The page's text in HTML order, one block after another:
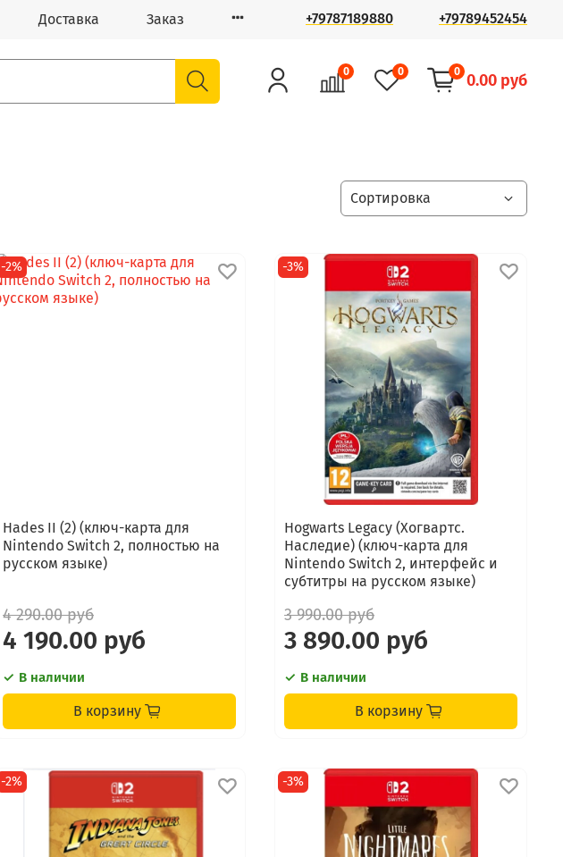
Доставка Заказ +79787189880 +79789452454
0 0 0 0.00 руб
-2%
Hades II (2) (ключ-карта для
Nintendo Switch 2, полностью на
русском языке)
4 290.00 руб
4 190.00 руб
В наличии
В корзину
-3%
Hogwarts Legacy (Хогвартс.
Наследие) (ключ-карта для
Nintendo Switch 2, интерфейс и
субтитры на русском языке)
3 990.00 руб
3 890.00 руб
В наличии
В корзину
-2% -3%